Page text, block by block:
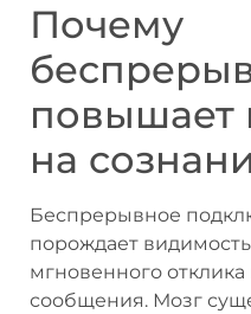
Почему
повышает
на
Беспрерывное
порождает
мгновенного
сообщения. Мозг